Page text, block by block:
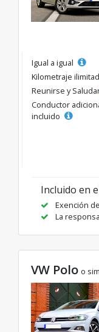
Igual a igual
Kilometraje
Reunirse y
Conductor
incluido
Incluido en
Exención
La
VW Polo o